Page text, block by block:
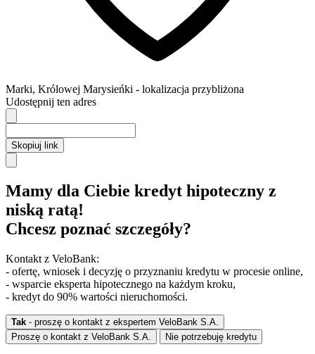
Marki, Królowej Marysieńki - lokalizacja przybliżona
Udostępnij ten adres
Skopiuj link
Mamy dla Ciebie kredyt hipoteczny z
niską ratą!
Chcesz poznać szczegóły?
Kontakt z VeloBank:
- ofertę, wniosek i decyzję o przyznaniu kredytu w procesie online,
- wsparcie eksperta hipotecznego na każdym kroku,
- kredyt do 90% wartości nieruchomości.
Tak - proszę o kontakt z ekspertem VeloBank S.A.
Proszę o kontakt z VeloBank S.A.
Nie potrzebuję kredytu